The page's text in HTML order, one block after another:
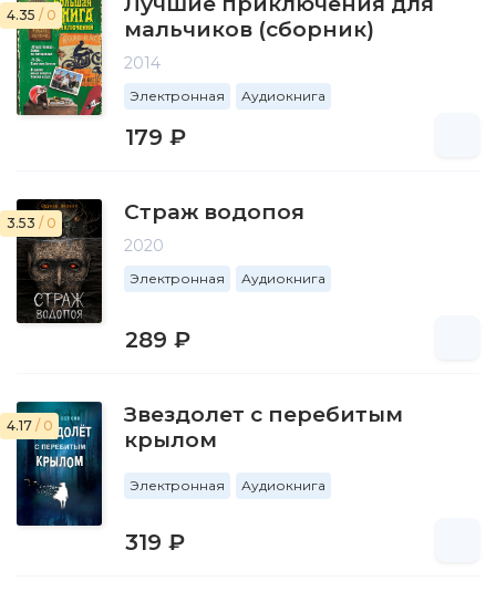
4.35 / 0
мальчиков (сборник)
2014
Электронная Аудиокнига
179 ₽
3.53 / 0 Страж водопоя
2020
Электронная Аудиокнига
289 ₽
4.17 / 0
Звездолет с перебитым
крылом
Электронная Аудиокнига
319 ₽